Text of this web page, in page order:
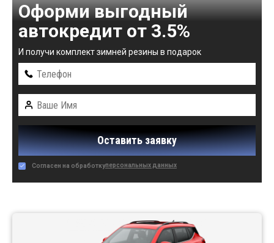
Оформи выгодный
автокредит от 3.5%
И получи комплект зимней резины в подарок
Оставить заявку
Согласен на обработкуперсональных данных